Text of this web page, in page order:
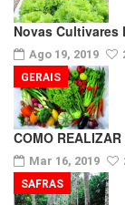
Novas
Ago 19, 2019
COMO
Mar 16, 2019
GERAIS
SAFRAS